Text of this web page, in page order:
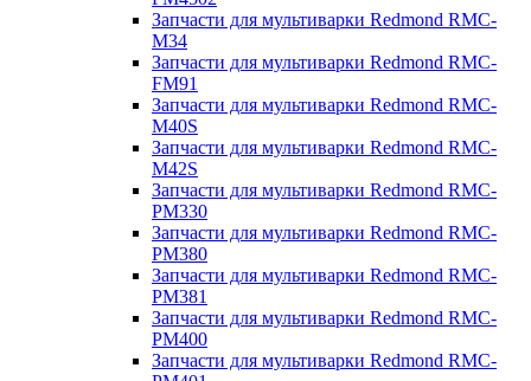
Запчасти для мультиварки Redmond RMC-
M34
Запчасти для мультиварки Redmond RMC-
FM91
Запчасти для мультиварки Redmond RMC-
M40S
Запчасти для мультиварки Redmond RMC-
M42S
Запчасти для мультиварки Redmond RMC-
PM330
Запчасти для мультиварки Redmond RMC-
PM380
Запчасти для мультиварки Redmond RMC-
PM381
Запчасти для мультиварки Redmond RMC-
PM400
Запчасти для мультиварки Redmond RMC-